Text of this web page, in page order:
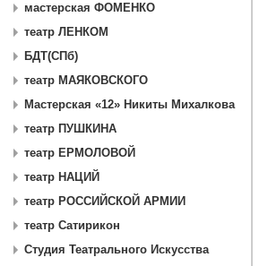
мастерская ФОМЕНКО
театр ЛЕНКОМ
БДТ(СПб)
театр МАЯКОВСКОГО
Мастерская «12» Никиты Михалкова
театр ПУШКИНА
театр ЕРМОЛОВОЙ
театр НАЦИЙ
театр РОССИЙСКОЙ АРМИИ
театр Сатирикон
Студия Театрального Искусства